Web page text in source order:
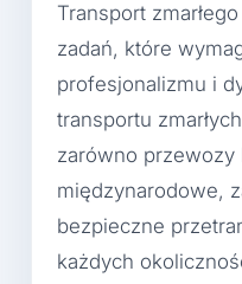
Transport
zadań, które
profesjonalizmu i
transportu
zarówno przewozy
międzynarodowe,
bezpieczne
każdych